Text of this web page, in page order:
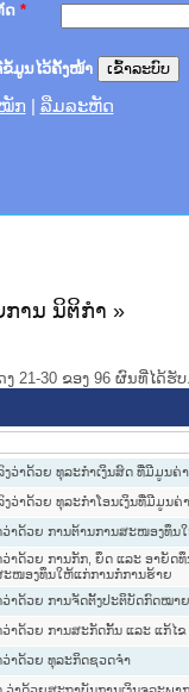
ດ *
ຂໍ້ມູນໄວ້ຄັ້ງໜ້າ
ກ ລືມລະຫັດ
ພາກເໜືອ
ວດປະຊາຊົນ
ານປະຊາຊົນ
ພາກກາງ
ການ ນິຕິກໍາ »
21-30 ຂອງ 96 ຜົນທີ່ໄດ້ຮັບ.
ງວ່າດ້ວຍ ທຸລະກຳເງິນສົດ ທີ່ມີມູນຄ່
ງວ່າດ້ວຍ ທຸລະກຳໂອນເງິນທີ່ມີມູນຄ່
ວ່າດ້ວຍ ການຕ້ານການສະໜອງທຶນ
ວ່າດ້ວຍ ການກັກ, ຍຶດ ແລະ ອາຍັດ
ະໜອງທຶນໃຫ້ແກ່ການກໍ່ການຮ້າຍ
ວ່າດ້ວຍ ການຈັດຕັ້ງປະຕິບັດກົດໝາ
ວ່າດ້ວຍ ການສະກັດກັ້ນ ແລະ ແກ້ໄຂ
ວ່າດ້ວຍ ທຸລະກິດຊວດຈຳ
ວ່າດ້ວຍສະຖາບັນການເງິນຈຸລະພາກ